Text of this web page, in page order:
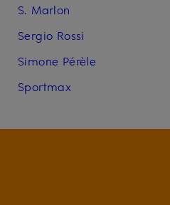
S. Marlon
Sergio Rossi
Simone Pérèle
Sportmax